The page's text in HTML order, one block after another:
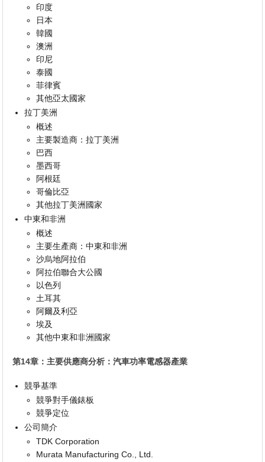
印度
日本
韓國
澳洲
印尼
泰國
菲律賓
其他亞太國家
拉丁美洲
概述
主要製造商：拉丁美洲
巴西
墨西哥
阿根廷
哥倫比亞
其他拉丁美洲國家
中東和非洲
概述
主要生產商：中東和非洲
沙烏地阿拉伯
阿拉伯聯合大公國
以色列
土耳其
阿爾及利亞
埃及
其他中東和非洲國家
第14章：主要供應商分析：汽車功率電感器產業
競爭基準
競爭對手儀錶板
競爭定位
公司簡介
TDK Corporation
Murata Manufacturing Co., Ltd.